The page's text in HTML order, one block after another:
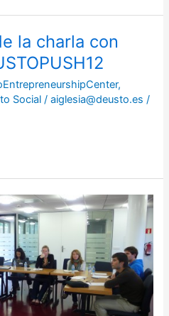
la charla con
,
Social /aiglesia@deusto.es /